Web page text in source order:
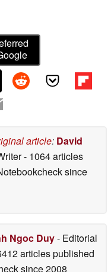
article: David
- 1064 articles
since
Ngoc Duy- Editorial
articles published
since 2008